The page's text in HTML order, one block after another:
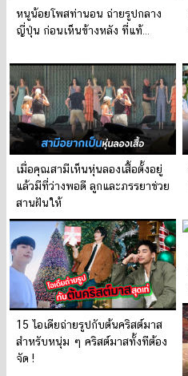
หนูน้อยโพสท่านอน ถ่ายรูปกลาง
ญี่ปุ่น ก่อนเห็นข้างหลัง ที่แท้…
เมื่อคุณสามีเห็นหุ่นลองเสื้อตั้งอยู่
แล้วมีที่ว่างพอดี ลูกและภรรยาช่วย
สานฝันให้
15 ไอเดียถ่ายรูปกับต้นคริสต์มาส
สำหรับหนุ่ม ๆ คริสต์มาสทั้งทีต้อง
จัด !